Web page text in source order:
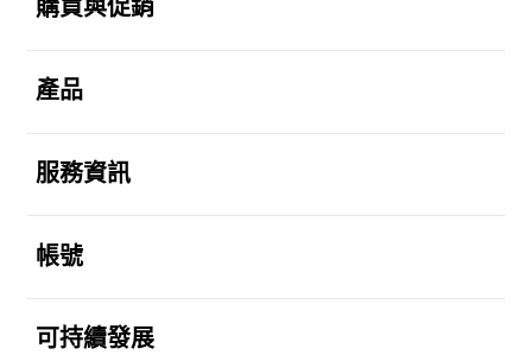
購買與促銷
產品
服務資訊
帳號
可持續發展